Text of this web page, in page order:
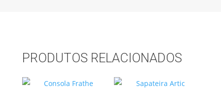
PRODUTOS RELACIONADOS